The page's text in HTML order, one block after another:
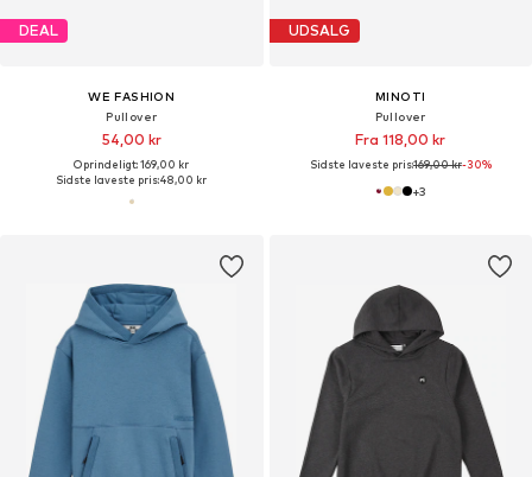
DEAL
WE FASHION
Pullover
54,00 kr
Oprindeligt: 169,00 kr
Sidste laveste pris:48,00 kr
UDSALG
MINOTI
Pullover
Fra 118,00 kr
Sidste laveste pris:169,00 kr-30%
+3